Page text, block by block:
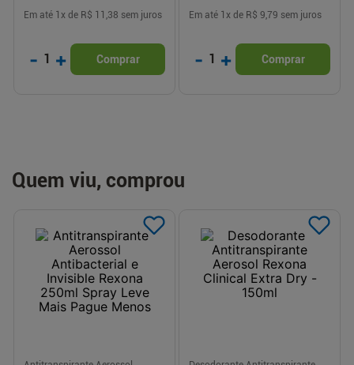
Em até 1 x de R$ 11,38 sem juros
- 1 + Comprar
Em até 1 x de R$ 9,79 sem juros
- 1 + Comprar
Quem viu, comprou